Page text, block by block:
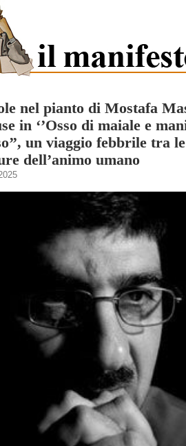
nel pianto di Mostafa
in ‘’Osso di maiale e
un viaggio febbrile tra
dell’animo umano